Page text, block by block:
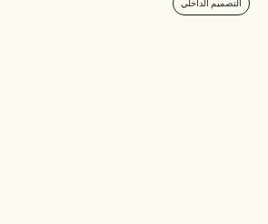
التصميم الداخلي